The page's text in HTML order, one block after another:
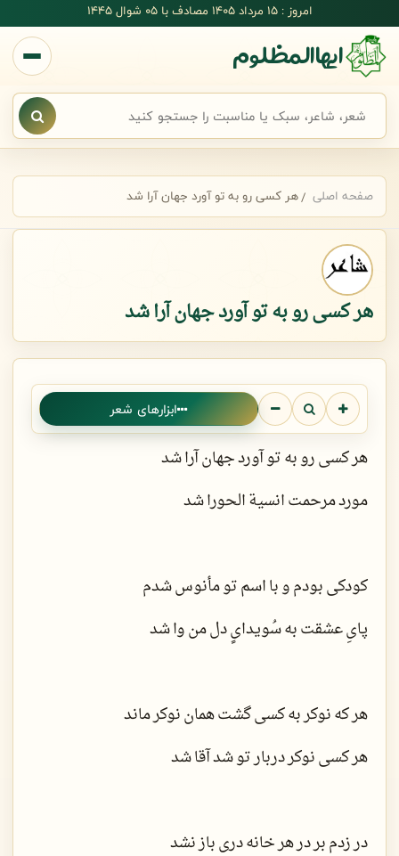
پرش به محتوای اصلی
امروز : 15 مرداد 1405 مصادف با ۰۵ شوال ۱۴۴۵
ایهاالمظلوم
جستجوی سریع شعر
صفحه اصلی هر کسی رو به تو آورد جهان آرا شد
هر کسی رو به تو آورد جهان آرا شد
ابزارهای شعر
هر کسی رو به تو آورد جهان آرا شد
مورد مرحمت انسیة الحورا شد
کودکی بودم و با اسم تو مأنوس شدم
پایِ عشقت به سُویدایٍ دل من وا شد
هر که نوکر به کسی گشت همان نوکر ماند
هر کسی نوکر دربار تو شد آقا شد
در زدم بر در هر خانه دری باز نشد